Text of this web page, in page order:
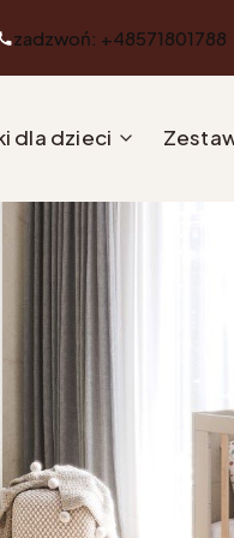
zadzwoń: +48571801788
dla dzieci